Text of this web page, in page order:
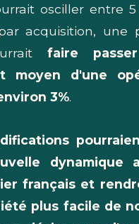
osciller entre
acquisition, une
faire
moyen d'une
3%.
dynamique
français et
plus facile de